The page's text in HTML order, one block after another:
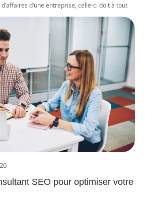
d’une entreprise, celle-ci doit à tout
SEO pour optimiser votre